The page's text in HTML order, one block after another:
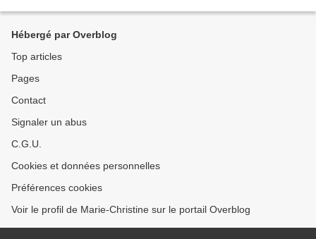
Hébergé par Overblog
Top articles
Pages
Contact
Signaler un abus
C.G.U.
Cookies et données personnelles
Préférences cookies
Voir le profil de Marie-Christine sur le portail Overblog